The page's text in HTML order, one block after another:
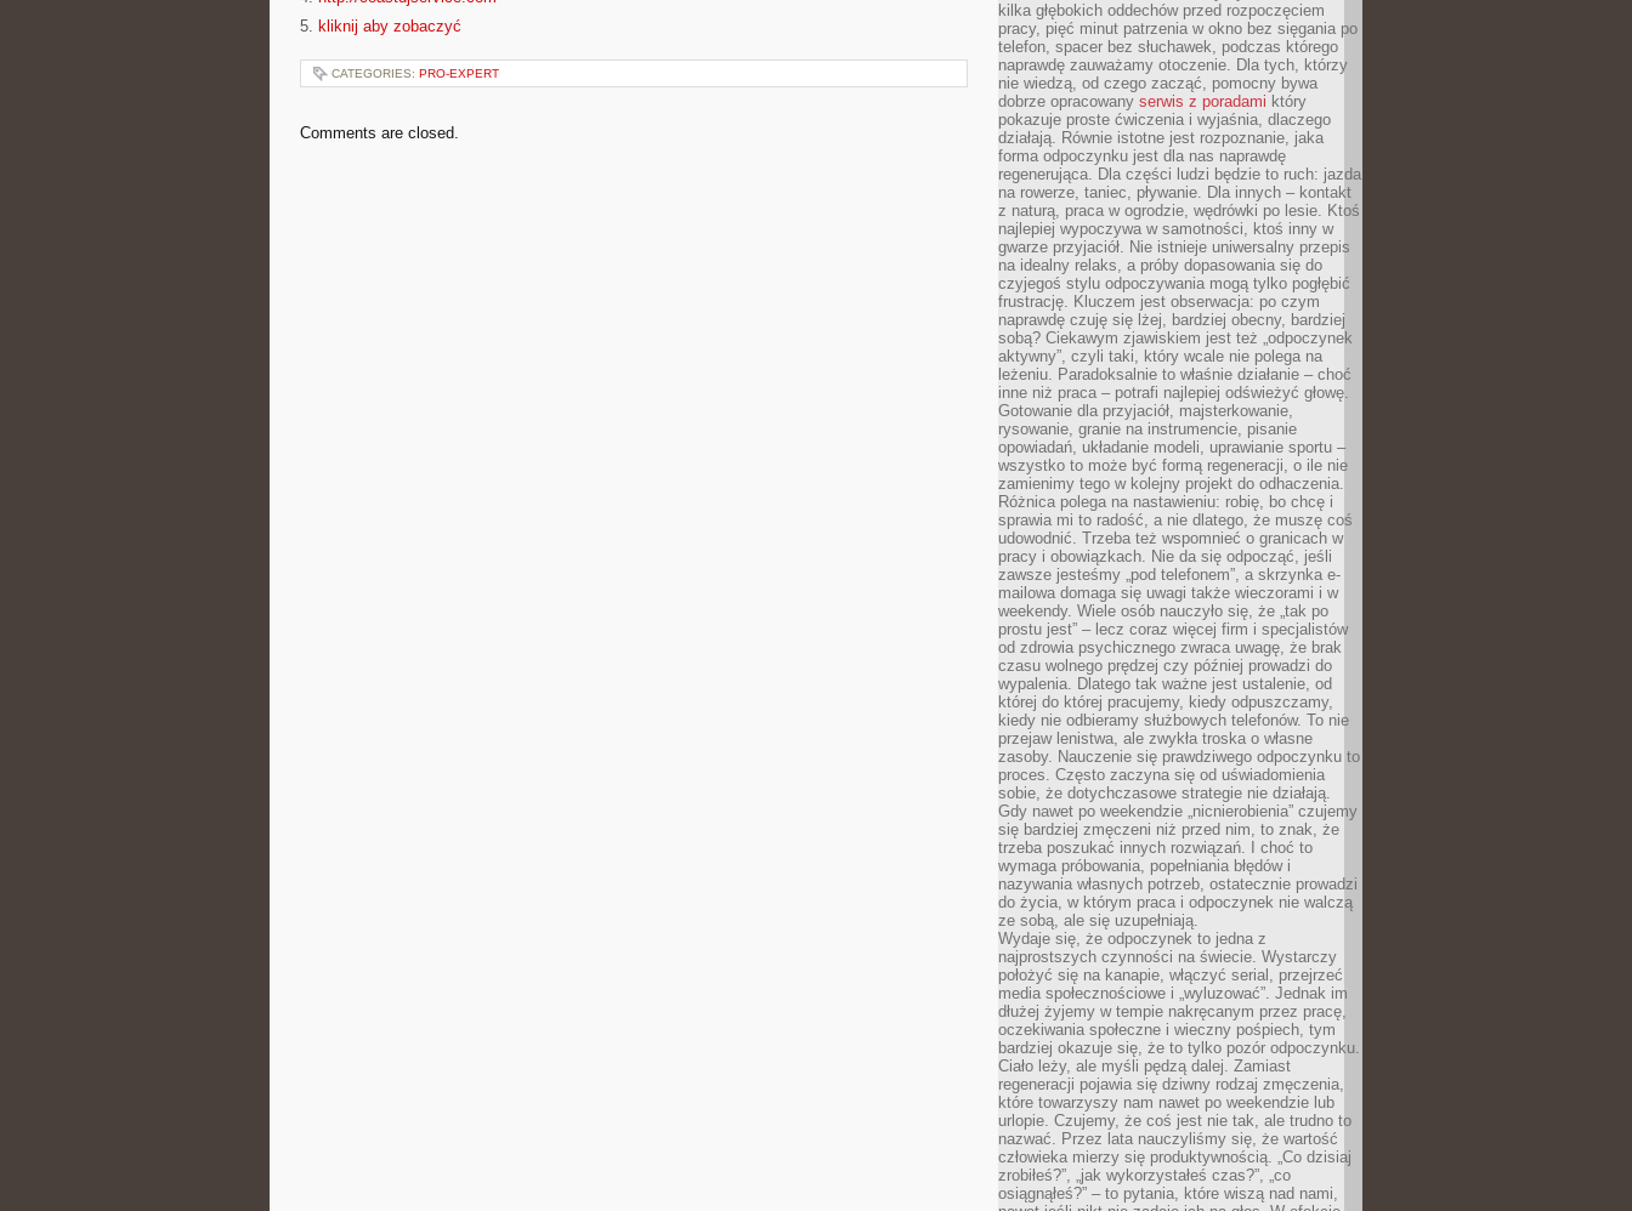
5. kliknij aby zobaczyć
CATEGORIES: PRO-EXPERT
Comments are closed.
kilka głębokich oddechów przed rozpoczęciem
pracy, pięć minut patrzenia w okno bez sięgania po
telefon, spacer bez słuchawek, podczas którego
naprawdę zauważamy otoczenie. Dla tych, którzy
nie wiedzą, od czego zacząć, pomocny bywa
dobrze opracowany serwis z poradami który
pokazuje proste ćwiczenia i wyjaśnia, dlaczego
działają. Równie istotne jest rozpoznanie, jaka
forma odpoczynku jest dla nas naprawdę
regenerująca. Dla części ludzi będzie to ruch: jazda
na rowerze, taniec, pływanie. Dla innych – kontakt
z naturą, praca w ogrodzie, wędrówki po lesie. Ktoś
najlepiej wypoczywa w samotności, ktoś inny w
gwarze przyjaciół. Nie istnieje uniwersalny przepis
na idealny relaks, a próby dopasowania się do
czyjegoś stylu odpoczywania mogą tylko pogłębić
frustrację. Kluczem jest obserwacja: po czym
naprawdę czuję się lżej, bardziej obecny, bardziej
sobą? Ciekawym zjawiskiem jest też „odpoczynek
aktywny”, czyli taki, który wcale nie polega na
leżeniu. Paradoksalnie to właśnie działanie – choć
inne niż praca – potrafi najlepiej odświeżyć głowę.
Gotowanie dla przyjaciół, majsterkowanie,
rysowanie, granie na instrumencie, pisanie
opowiadań, układanie modeli, uprawianie sportu –
wszystko to może być formą regeneracji, o ile nie
zamienimy tego w kolejny projekt do odhaczenia.
Różnica polega na nastawieniu: robię, bo chcę i
sprawia mi to radość, a nie dlatego, że muszę coś
udowodnić. Trzeba też wspomnieć o granicach w
pracy i obowiązkach. Nie da się odpocząć, jeśli
zawsze jesteśmy „pod telefonem”, a skrzynka e-
mailowa domaga się uwagi także wieczorami i w
weekendy. Wiele osób nauczyło się, że „tak po
prostu jest” – lecz coraz więcej firm i specjalistów
od zdrowia psychicznego zwraca uwagę, że brak
czasu wolnego prędzej czy później prowadzi do
wypalenia. Dlatego tak ważne jest ustalenie, od
której do której pracujemy, kiedy odpuszczamy,
kiedy nie odbieramy służbowych telefonów. To nie
przejaw lenistwa, ale zwykła troska o własne
zasoby. Nauczenie się prawdziwego odpoczynku to
proces. Często zaczyna się od uświadomienia
sobie, że dotychczasowe strategie nie działają.
Gdy nawet po weekendzie „nicnierobienia” czujemy
się bardziej zmęczeni niż przed nim, to znak, że
trzeba poszukać innych rozwiązań. I choć to
wymaga próbowania, popełniania błędów i
nazywania własnych potrzeb, ostatecznie prowadzi
do życia, w którym praca i odpoczynek nie walczą
ze sobą, ale się uzupełniają.
Wydaje się, że odpoczynek to jedna z
najprostszych czynności na świecie. Wystarczy
położyć się na kanapie, włączyć serial, przejrzeć
media społecznościowe i „wyluzować”. Jednak im
dłużej żyjemy w tempie nakręcanym przez pracę,
oczekiwania społeczne i wieczny pośpiech, tym
bardziej okazuje się, że to tylko pozór odpoczynku.
Ciało leży, ale myśli pędzą dalej. Zamiast
regeneracji pojawia się dziwny rodzaj zmęczenia,
które towarzyszy nam nawet po weekendzie lub
urlopie. Czujemy, że coś jest nie tak, ale trudno to
nazwać. Przez lata nauczyliśmy się, że wartość
człowieka mierzy się produktywnością. „Co dzisiaj
zrobiłeś?”, „jak wykorzystałeś czas?”, „co
osiągnąłeś?” – to pytania, które wiszą nad nami,